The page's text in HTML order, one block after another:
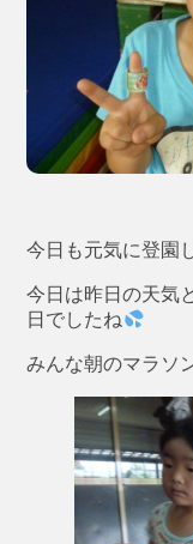
今日も元気に登園
今日は昨日の天気
日でしたね
みんな朝のマラソ